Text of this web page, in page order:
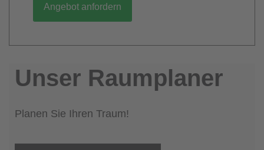
Angebot anfordern
Unser Raumplaner
Planen Sie Ihren Traum!